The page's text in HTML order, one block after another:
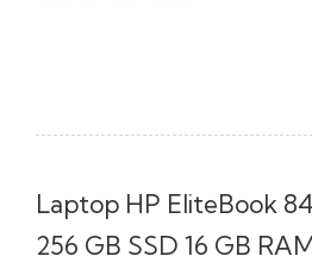
Laptop HP EliteBook
256 GB SSD 16 GB